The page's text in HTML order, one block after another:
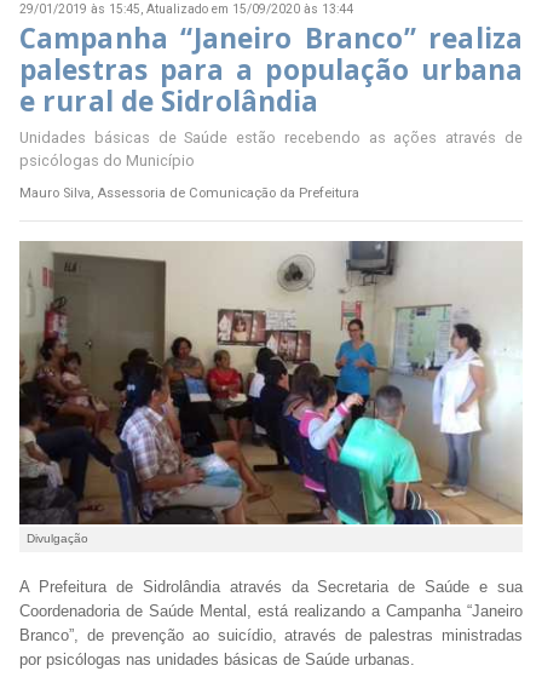
29/01/2019 às 15:45, Atualizado em 15/09/2020 às 13:44
Campanha “Janeiro Branco” realiza
palestras para a população urbana
e rural de Sidrolândia
Unidades básicas de Saúde estão recebendo as ações através de
psicólogas do Município
Mauro Silva, Assessoria de Comunicação da Prefeitura
Divulgação
A Prefeitura de Sidrolândia através da Secretaria de Saúde e sua
Coordenadoria de Saúde Mental, está realizando a Campanha “Janeiro
Branco”, de prevenção ao suicídio, através de palestras ministradas
por psicólogas nas unidades básicas de Saúde urbanas.